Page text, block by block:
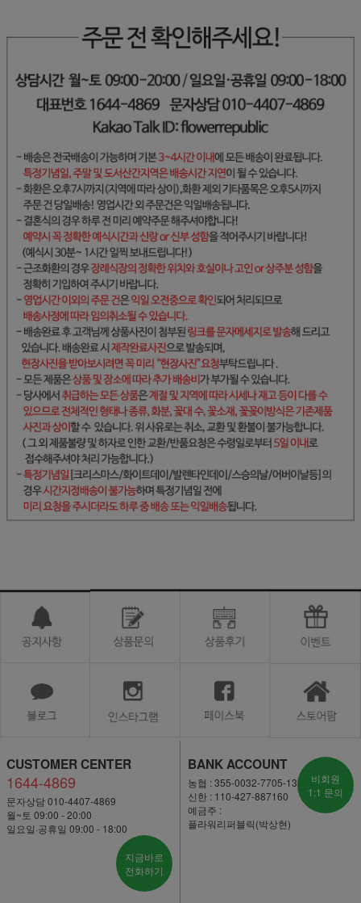
CUSTOMER CENTER
1644-4869
문자상담 010-4407-4869
월~토 09:00 - 20:00
일요일·공휴일 09:00 - 18:00
지금바로
전화하기
BANK ACCOUNT
농협 : 355-0032-7705-13
신한 : 110-427-887160
예금주 :
플라워리퍼블릭(박상현)
비회원
1:1 문의